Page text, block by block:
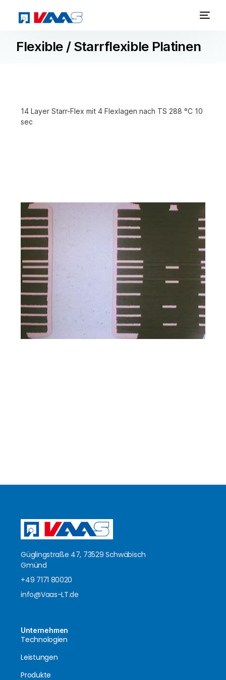
Flexible / Starrflexible Platinen
14 Layer Starr-Flex mit 4 Flexlagen nach TS 288 °C 10
sec
Güglingstraße 47, 73529 Schwäbisch
Gmünd
+49 7171 80020
info@Vaas-LT.de
Unternehmen
Technologien
Leistungen
Produkte